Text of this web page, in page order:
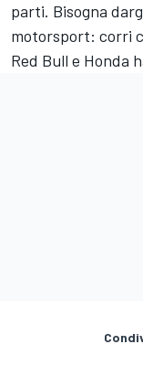
parti. Bisogna
motorsport: corri
Red Bull e Honda